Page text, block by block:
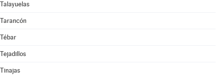
Talayuelas
Tarancón
Tébar
Tejadillos
Tinajas